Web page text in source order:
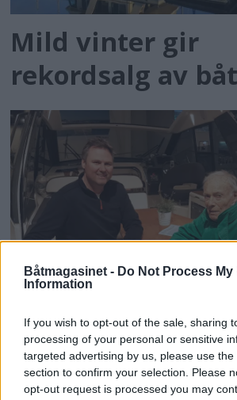
Båtmagasinet - Do Not Process My
Information
If you wish to opt-out of the sale, sharing
processing of your personal or sensitive
targeted advertising by us, please use
section to confirm your selection. Please
opt-out request is processed you may
Mild vinter gir
rekordsalg av
Med Bavaria i